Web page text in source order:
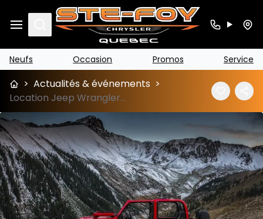
Search
Neufs Occasion Promos Service
> Actualités & événements >
Location Jeep Wrangler 2019 (Option de financement)